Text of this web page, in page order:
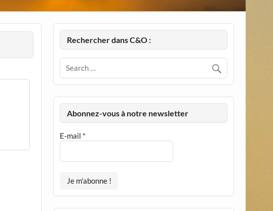
Rechercher dans C&O :
Abonnez-vous à notre newsletter
E-mail *